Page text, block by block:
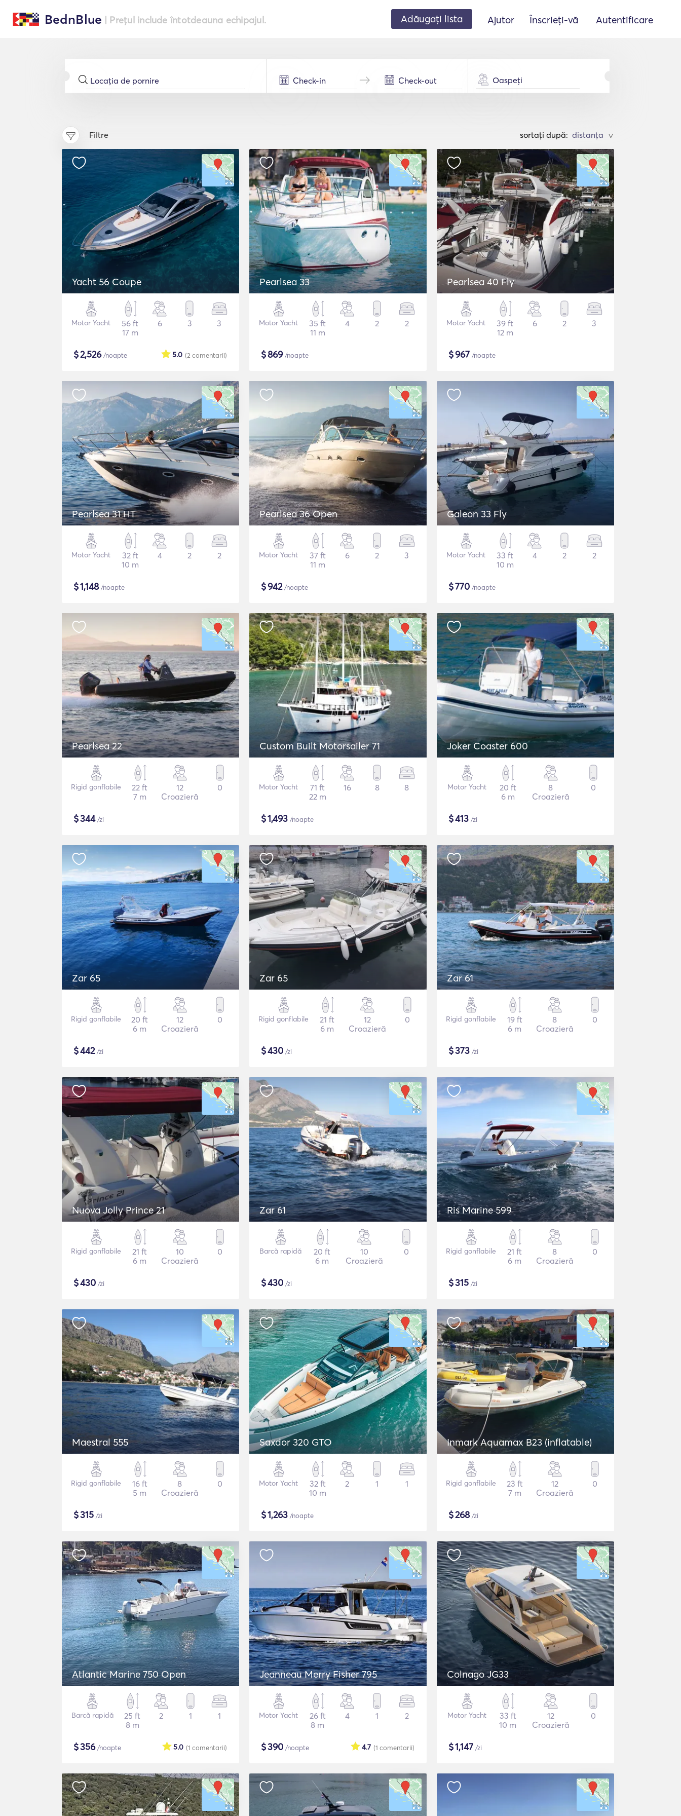
BednBlue | Prețul include întotdeauna echipajul. Adăugați lista Ajutor Înscrieți-vă Autentificare
Oaspeți
Filtre sortați după: >
Yacht 56 Coupe
Motor Yacht
56 ft
17 m
6 3 3
$2,526/noapte (2 comentarii)
5.0
Pearlsea 33
Motor Yacht
35 ft
11 m
4 2 2
$869/noapte
Pearlsea 40 Fly
Motor Yacht
39 ft
12 m
6 2 3
$967 /noapte
Pearlsea 31 HT
Motor Yacht
32 ft
10 m
4 2 2
$1,148/noapte
Pearlsea 36 Open
Motor Yacht
37 ft
11 m
6 2 3
$942/noapte
Galeon 33 Fly
Motor Yacht
33 ft
10 m
4 2 2
$770 /noapte
Pearlsea 22
Rigid gonflabile
22 ft
7 m
12
Croazieră
0
$344/zi
Custom Built Motorsailer 71
Motor Yacht
71 ft
22 m
16 8 8
$1,493 /noapte
Joker Coaster 600
Motor Yacht
20 ft
6 m
8
Croazieră
0
$413 /zi
Zar 65
Rigid gonflabile
20 ft
6 m
12
Croazieră
0
$442/zi
Zar 65
Rigid gonflabile
21 ft
6 m
12
Croazieră
0
$430 /zi
Zar 61
Rigid gonflabile
19 ft
6 m
8
Croazieră
0
$373 /zi
Nuova Jolly Prince 21
Rigid gonflabile
21 ft
6 m
10
Croazieră
0
$430 /zi
Zar 61
Barcă rapidă
20 ft
6 m
10
Croazieră
0
$430 /zi
Ris Marine 599
Rigid gonflabile
21 ft
6 m
8
Croazieră
0
$315 /zi
Maestral 555
Rigid gonflabile
16 ft
5 m
8
Croazieră
0
$315 /zi
Saxdor 320 GTO
Motor Yacht
32 ft
10 m
2 1 1
$1,263 /noapte
Inmark Aquamax B23 (inflatable)
Rigid gonflabile
23 ft
7 m
12
Croazieră
0
$268/zi
Atlantic Marine 750 Open
Barcă rapidă
25 ft
8 m
2 1 1
$356/noapte (1 comentarii)
5.0
Jeanneau Merry Fisher 795
Motor Yacht
26 ft
8 m
4 1 2
$390 /noapte (1 comentarii)
4.7
Colnago JG33
Motor Yacht
33 ft
10 m
12
Croazieră
0
$1,147 /zi